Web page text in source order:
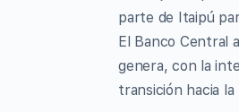
parte de Itaipú
El Banco Central
genera, con la
transición hacia